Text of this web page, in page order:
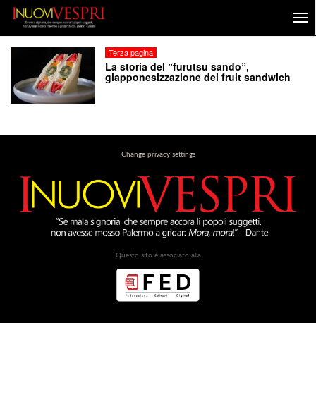
Terza pagina
La storia del “furutsu sando”,
giapponesizzazione del fruit sandwich
Change privacy settings
Questo sito è associato alla